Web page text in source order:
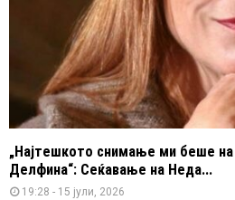
„Најтешкото снимање ми беше
Делфина“: Сеќавање на Неда...
19:28 - 15 јули, 2026